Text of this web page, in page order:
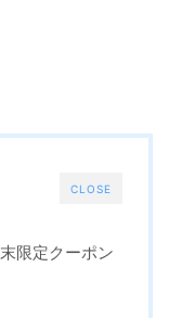
CLOSE
限定クーポン